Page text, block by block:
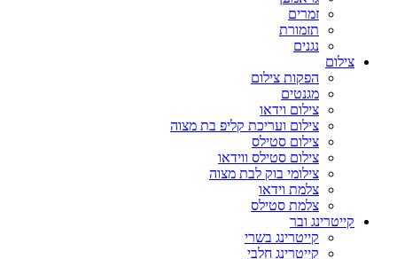
זמרים
תזמורת
נגנים
צילום
הפקות צילום
מגנטים
צילום וידאו
צילום ועריכת קליפ בת מצוה
צילום סטילס
צילום סטילס ווידאו
צילומי בוק לבת מצוה
צלמת וידאו
צלמת סטילס
קייטרינג ובר
קייטרינג בשרי
קייטרינג חלבי